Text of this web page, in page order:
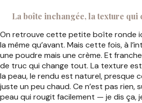
La boîte inchangée, la texture qui
On retrouve cette petite boîte ronde
la même qu’avant. Mais cette fois, à
une poudre mais une crème. Et
de truc qui change tout. La texture
la peau, le rendu est naturel, presque
juste un peu chaud. Ce n’est pas rien,
peau qui rougit facilement — je dis ça,